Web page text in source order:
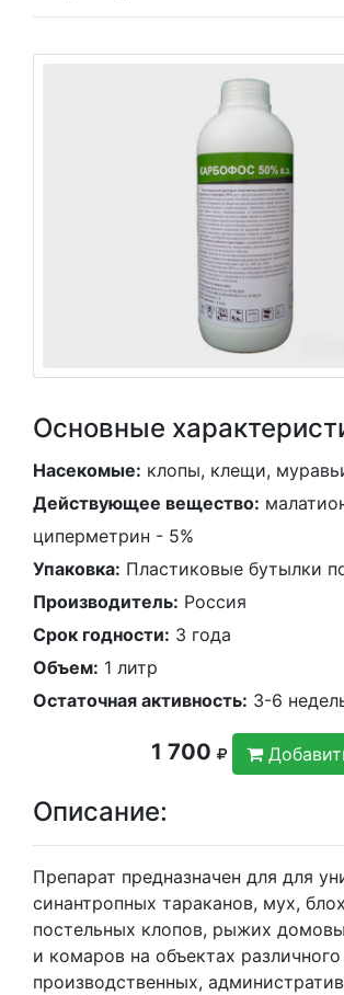
Основные
Насекомые: клопы, клещи,
Действующее вещество:
циперметрин - 5%
Упаковка: Пластиковые бутылки
Производитель: Россия
Срок годности: 3 года
Объем: 1 литр
Остаточная активность: 3-6
1 700
Описание:
Препарат предназначен для для
синантропных тараканов, мух,
постельных клопов, рыжих
и комаров на объектах различного
производственных,